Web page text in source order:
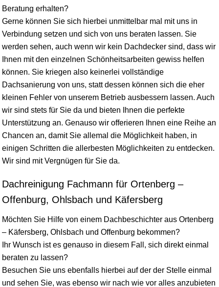
Beratung erhalten?
Gerne können Sie sich hierbei unmittelbar mal mit uns in
Verbindung setzen und sich von uns beraten lassen. Sie
werden sehen, auch wenn wir kein Dachdecker sind, dass wir
Ihnen mit den einzelnen Schönheitsarbeiten gewiss helfen
können. Sie kriegen also keinerlei vollständige
Dachsanierung von uns, statt dessen können sich die eher
kleinen Fehler von unserem Betrieb ausbessern lassen. Auch
wir sind stets für Sie da und bieten Ihnen die perfekte
Unterstützung an. Genauso wir offerieren Ihnen eine Reihe an
Chancen an, damit Sie allemal die Möglichkeit haben, in
einigen Schritten die allerbesten Möglichkeiten zu entdecken.
Wir sind mit Vergnügen für Sie da.
Dachreinigung Fachmann für Ortenberg –
Offenburg, Ohlsbach und Käfersberg
Möchten Sie Hilfe von einem Dachbeschichter aus Ortenberg
– Käfersberg, Ohlsbach und Offenburg bekommen?
Ihr Wunsch ist es genauso in diesem Fall, sich direkt einmal
beraten zu lassen?
Besuchen Sie uns ebenfalls hierbei auf der der Stelle einmal
und sehen Sie, was ebenso wir nach wie vor alles anzubieten